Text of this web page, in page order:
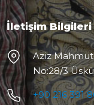
İletişim Bilgileri
Aziz
No:28/3
+90 216 391